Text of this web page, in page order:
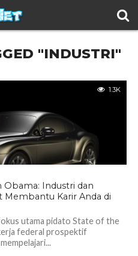
"INDUSTRI"
1.3K
Industri dan
Membantu Karir Anda di
utama pidato State of the
federal prospektif